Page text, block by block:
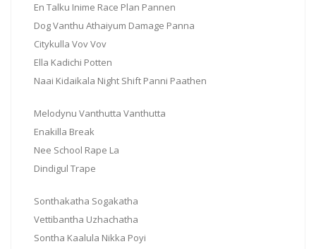
En Talku Inime Race Plan Pannen
Dog Vanthu Athaiyum Damage Panna
Citykulla Vov Vov
Ella Kadichi Potten
Naai Kidaikala Night Shift Panni Paathen
Melodynu Vanthutta Vanthutta
Enakilla Break
Nee School Rape La
Dindigul Trape
Sonthakatha Sogakatha
Vettibantha Uzhachatha
Sontha Kaalula Nikka Poyi